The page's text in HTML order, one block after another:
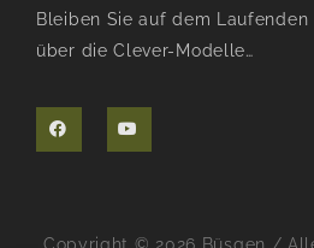
Bleiben Sie auf dem
über die Clever-Modelle…
F
a
c
Y
o
u